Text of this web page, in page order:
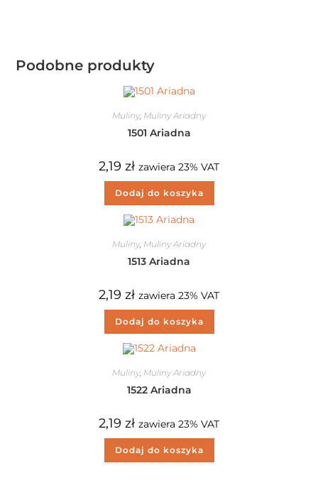
Podobne produkty
Muliny, Muliny Ariadny
1501 Ariadna
2,19 zł zawiera 23% VAT
Dodaj do koszyka
Muliny, Muliny Ariadny
1513 Ariadna
2,19 zł zawiera 23% VAT
Dodaj do koszyka
Muliny, Muliny Ariadny
1522 Ariadna
2,19 zł zawiera 23% VAT
Dodaj do koszyka